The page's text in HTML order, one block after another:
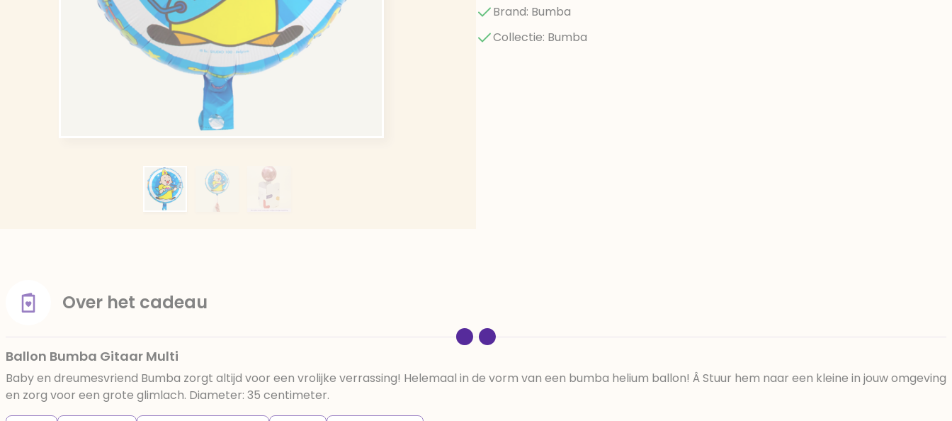
Brand: Bumba
Collectie: Bumba
Over het cadeau
Ballon Bumba Gitaar Multi
Baby en dreumesvriend Bumba zorgt altijd voor een vrolijke verrassing! Helemaal in de vorm van een bumba helium ballon! Â Stuur hem naar een kleine in jouw omgeving
en zorg voor een grote glimlach. Diameter: 35 centimeter.